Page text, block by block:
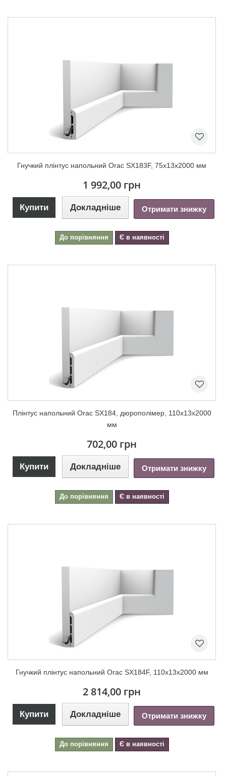
Гнучкий плінтус напольний Orac SX183F, 75х13х2000 мм
1 992,00 грн
Купити Докладніше Отримати знижку
До порівняння Є в наявності
Плінтус напольний Orac SX184, дюрополімер, 110х13х2000
мм
702,00 грн
Купити Докладніше Отримати знижку
До порівняння Є в наявності
Гнучкий плінтус напольний Orac SX184F, 110х13х2000 мм
2 814,00 грн
Купити Докладніше Отримати знижку
До порівняння Є в наявності